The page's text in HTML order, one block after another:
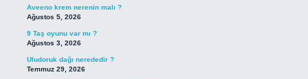
Aveeno krem nerenin malı ?
Ağustos 5, 2026
9 Taş oyunu var mı ?
Ağustos 3, 2026
Uludoruk dağı nerededir ?
Temmuz 29, 2026